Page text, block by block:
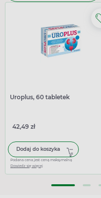
Uroplus, 60 tabletek
42,49 zł
Dodaj do koszyka
Podana cena jest ceną maksymalną
Dowiedz się więcej